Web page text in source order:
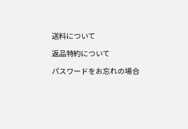
送料について
返品特約について
パスワードをお忘れの場合